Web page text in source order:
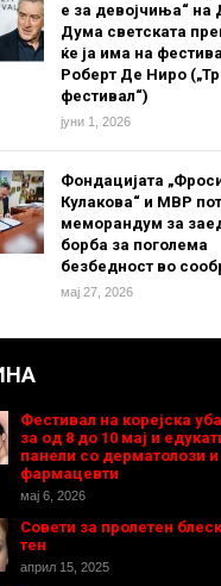
е за девојчиња“ на
Дума светската
ќе ја има на
Роберт Де Ниро
фестивал“)
јуни 1, 2026
Фондацијата
Кулакова“ и МВР
меморандум за
борба за поголема
безбедност во
мај 27, 2026
Фестивал на корејска
за од 8 до 10 мај и
панели со дерматолози и
фармацевти
мај 6, 2026
Совети за пролетен
тен
април 15, 2025